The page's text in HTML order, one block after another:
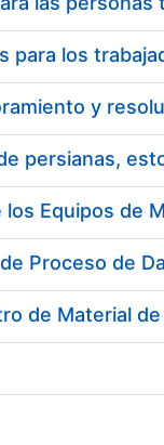
persianas,